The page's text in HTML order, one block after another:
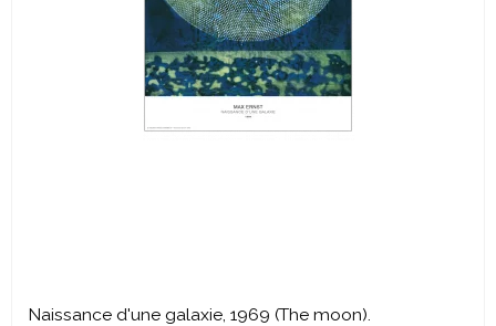
Naissance d'une galaxie, 1969 (The moon).